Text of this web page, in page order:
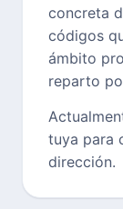
concreta
códigos
ámbito
reparto
tuya para
dirección.